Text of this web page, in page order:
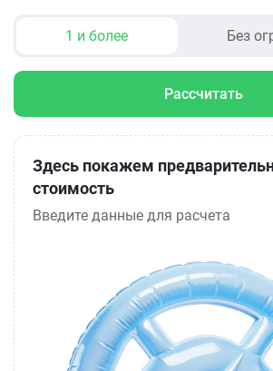
1 и более Без
Рассчитать
Здесь покажем
стоимость
Введите данные для расчета